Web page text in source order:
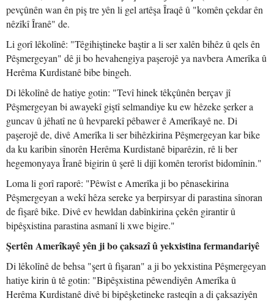
pevçûnên wan ên piş tre yên li gel artêşa Îraqê û "komên çekdar ên
nêzîkî Îranê" de.
Li gorî lêkolînê: "Têgihiştineke baştir a li ser xalên bihêz û qels ên
Pêşmergeyan" dê ji bo hevahengiya paşerojê ya navbera Amerîka û
Herêma Kurdistanê bibe bingeh.
Di lêkolînê de hatiye gotin: "Tevî hinek têkçûnên berçav jî
Pêşmergeyan bi awayekî giştî selmandiye ku ew hêzeke şerker a
guncav û jêhatî ne û hevparekî pêbawer ê Amerîkayê ne. Di
paşerojê de, divê Amerîka li ser bihêzkirina Pêşmergeyan kar bike
da ku karibin sînorên Herêma Kurdistanê biparêzin, rê li ber
hegemonyaya Îranê bigirin û şerê li dijî komên terorîst bidomînin."
Loma li gorî raporê: "Pêwîst e Amerîka ji bo pênasekirina
Pêşmergeyan a wekî hêza sereke ya berpirsyar di parastina sînoran
de fişarê bike. Divê ev hewldan dabînkirina çekên girantir û
bipêşxistina parastina asmanî li xwe bigire."
Şertên Amerîkayê yên ji bo çaksazî û yekxistina fermandariyê
Di lêkolînê de behsa "şert û fişaran" a ji bo yekxistina Pêşmergeyan
hatiye kirin û tê gotin: "Bipêşxistina pêwendiyên Amerîka û
Herêma Kurdistanê divê bi bipêşketineke rasteqîn a di çaksaziyên